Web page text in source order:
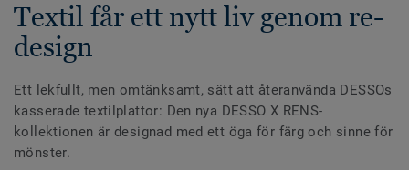
Textil får ett nytt liv genom re-
design
Ett lekfullt, men omtänksamt, sätt att återanvända DESSOs
kasserade textilplattor: Den nya DESSO X RENS-
kollektionen är designad med ett öga för färg och sinne för
mönster.